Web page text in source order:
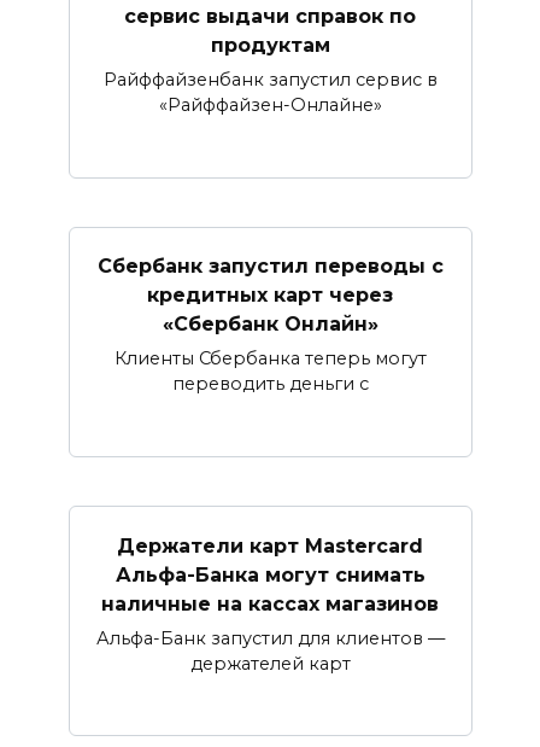
сервис выдачи справок по
продуктам
Райффайзенбанк запустил сервис в
«Райффайзен-Онлайне»
Сбербанк запустил переводы с
кредитных карт через
«Сбербанк Онлайн»​​​​​​​
Клиенты Сбербанка теперь могут
переводить деньги с
Держатели карт Mastercard
Альфа-Банка могут снимать
наличные ​на кассах магазинов​
Альфа-Банк запустил для клиентов —
держателей карт